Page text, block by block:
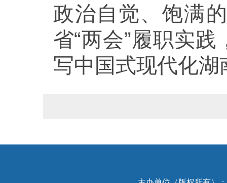
政治自觉、饱满
省“两会”履职实
写中国式现代化